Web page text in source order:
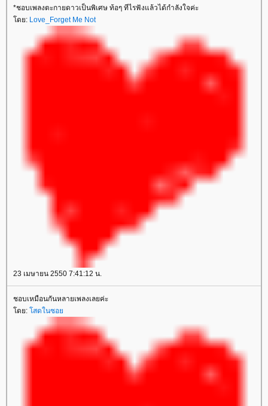
*ชอบเพลงตะกายดาวเป็นพิเศษ ท้อๆ ทีไรฟังแล้วได้กำลังใจค่ะ
ดย: Love_Forget Me Not
23 เมษายน 2550 7:41:12 น.
ชอบเหมือนกันหลายเพลงเลยค่ะ
ดย: สดในซอ